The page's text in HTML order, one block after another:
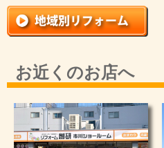
お近くのお店へ